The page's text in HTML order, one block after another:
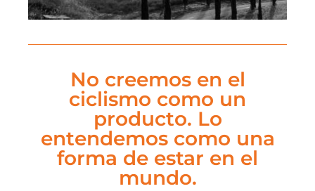
No creemos en el
ciclismo como un
producto. Lo
entendemos como una
forma de estar en el
mundo.